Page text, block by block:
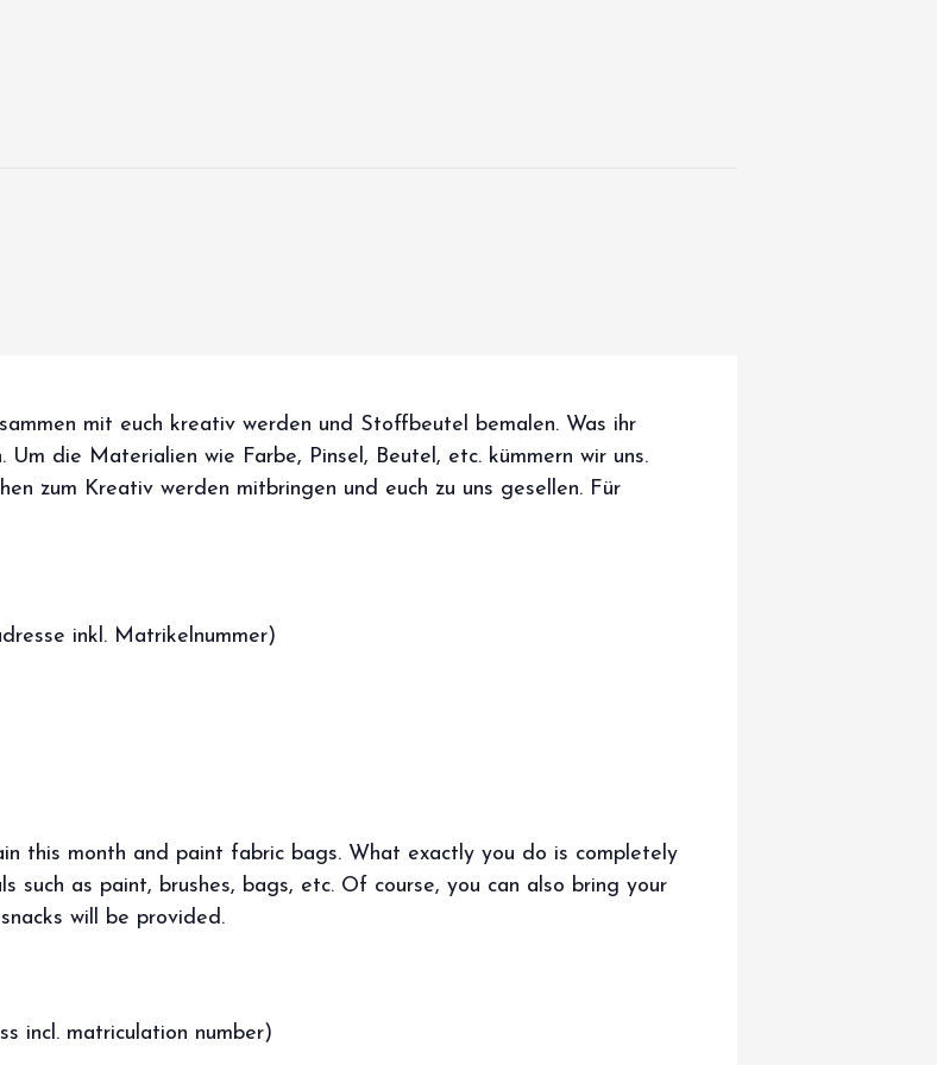
mit euch kreativ werden und Stoffbeutel bemalen. Was ihr
die Materialien wie Farbe, Pinsel, Beutel, etc. kümmern wir uns.
zum Kreativ werden mitbringen und euch zu uns gesellen. Für
inkl. Matrikelnummer)
this month and paint fabric bags. What exactly you do is completely
such as paint, brushes, bags, etc. Of course, you can also bring your
will be provided.
incl. matriculation number)